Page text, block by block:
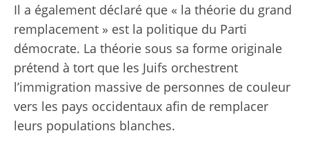
Il a également déclaré que « la théorie du grand
remplacement » est la politique du Parti
démocrate. La théorie sous sa forme originale
prétend à tort que les Juifs orchestrent
l’immigration massive de personnes de couleur
vers les pays occidentaux afin de remplacer
leurs populations blanches.